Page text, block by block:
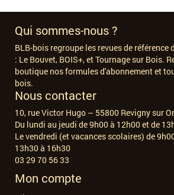
Qui sommes-nous ?
BLB-bois regroupe les revues de
: Le Bouvet, BOIS+, et Tournage sur Bois.
boutique nos formules d'abonnement et
bois.
Nous contacter
10, rue Victor Hugo – 55800 Revigny sur
Du lundi au jeudi de 9h00 à 12h00 et de
Le vendredi (et vacances scolaires) de
13h30 à 16h30
03 29 70 56 33
Mon compte